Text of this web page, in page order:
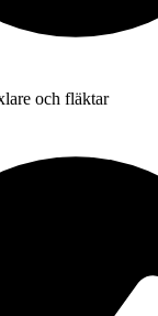
och fläktar